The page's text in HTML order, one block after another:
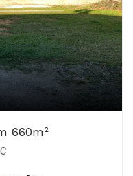
660m²